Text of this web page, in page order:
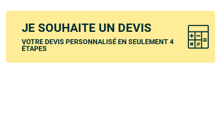
JE SOUHAITE UN DEVIS
VOTRE DEVIS PERSONNALISÉ EN SEULEMENT 4
ÉTAPES